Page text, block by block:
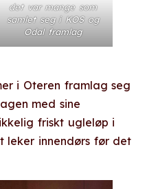
det var mange som
samlet seg i KOS og
Odal framlag
i Oteren framlag seg
med sine
friskt ugleløp i
innendørs før det